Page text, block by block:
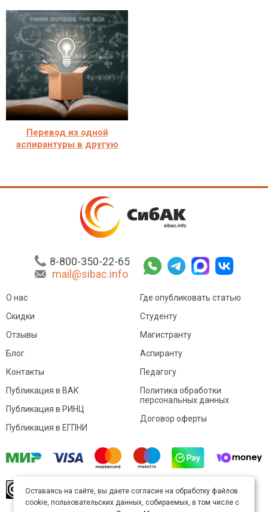
Перевод из одной
аспирантуры в другую
8-800-350-22-65
mail@sibac.info
О нас
Скидки
Отзывы
Блог
Контакты
Где опубликовать статью
Студенту
Магистранту
Аспиранту
Педагогу
Публикация в ВАК
Публикация в РИНЦ
Публикация в ЕГПНИ
Политика обработки
персональных данных
Договор оферты
произведение доступно полицензии Creative
Commons «Attribution» («Атрибуция») 4.0
Оставаясь на сайте, вы даете согласие на обработку файлов
cookie, пользовательских данных, собираемых, в том числе с